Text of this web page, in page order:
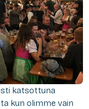
katsottuna
kun olimme vain